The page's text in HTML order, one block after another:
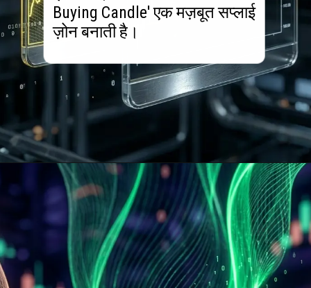
Buying Candle' एक मज़बूत सप्लाई
ज़ोन बनाती है।